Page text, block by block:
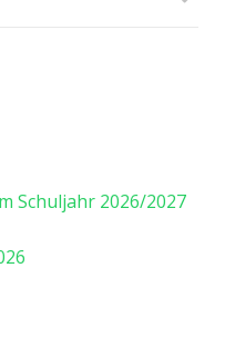
Schuljahr 2026/2027